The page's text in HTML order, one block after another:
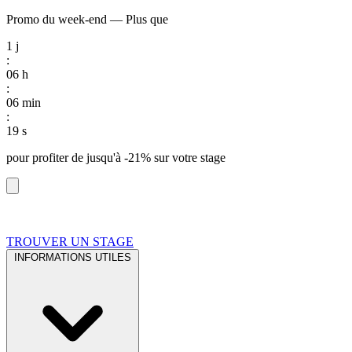
Promo du week-end — Plus que
1 j
:
06 h
:
06 min
:
18 s
pour profiter de jusqu'à -21% sur votre stage
TROUVER UN STAGE
INFORMATIONS UTILES